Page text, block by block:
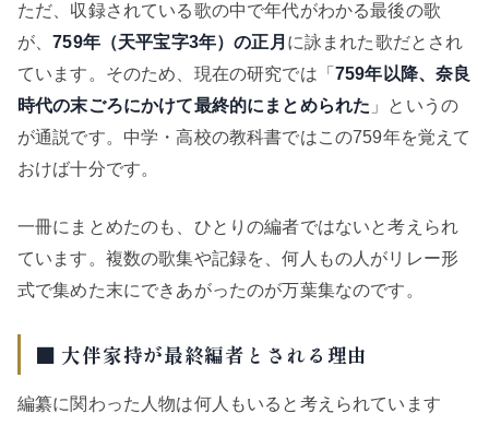
ただ、収録されている歌の中で年代がわかる最後の歌
が、759年（天平宝字3年）の正月 に詠まれた歌だとされ
ています。そのため、現在の研究では「 759年以降、奈良
時代の末ごろにかけて最終的にまとめられた 」というの
が通説です。中学・高校の教科書ではこの759年を覚えて
おけば十分です。
一冊にまとめたのも、ひとりの編者ではないと考えられ
ています。複数の歌集や記録を、何人もの人がリレー形
式で集めた末にできあがったのが万葉集なのです。
■ 大伴家持が最終編者とされる理由
編纂に関わった人物は何人もいると考えられています